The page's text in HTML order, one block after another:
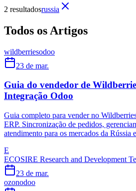
2 resultadosrussia
Todos os Artigos
wildberriesodoo
23 de mar.
Guia do vendedor de
Integração Odoo
Guia completo para vender no
ERP. Sincronização de pedidos,
atendimento para os mercados da Rússia
E
ECOSIRE Research and Development
23 de mar.
ozonodoo